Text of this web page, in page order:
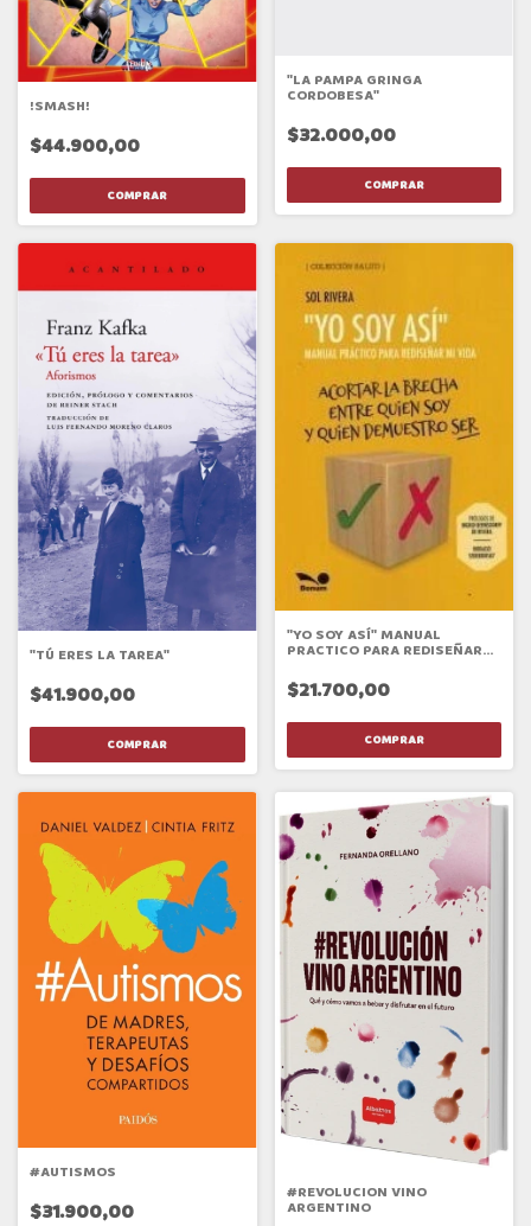
!SMASH!
$44.900,00
"LA PAMPA GRINGA
CORDOBESA"
$32.000,00
"TÚ ERES LA TAREA"
$41.900,00
"YO SOY ASÍ" MANUAL
PRACTICO PARA REDISEÑAR
$21.700,00
#AUTISMOS
$31.900,00
#REVOLUCION VINO
ARGENTINO